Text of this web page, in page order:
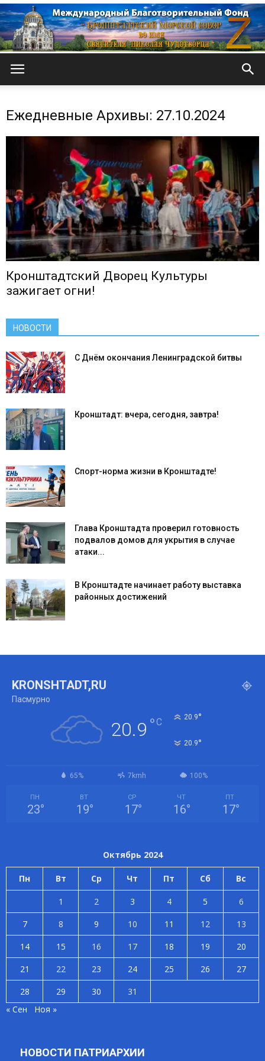
собор
Ежедневные Архивы: 27.10.2024
Кронштадтский Дворец Культуры
зажигает огни!
НОВОСТИ
С Днём окончания Ленинградской битвы
Кронштадт: вчера, сегодня, завтра!
Спорт-норма жизни в Кронштадте!
Глава Кронштадта проверил готовность
подвалов домов для укрытия в случае
атаки...
В Кронштадте начинает работу выставка
районных достижений
KRONSHTADT,RU
Пасмурно
20.9 °C 20.9°
20.9°
65% 7kmh 100%
ПН
23°
ВТ
19°
СР
17°
ЧТ
16°
ПТ
17°
Октябрь 2024
Пн Вт Ср Чт Пт Сб Вс
1 2 3 4 5
6
7
8 9 10 11 12
13
14
15 16 17 18 19
20
21
22 23 24 25 26
27
28
29 30
31
« Сен
Ноя »
НОВОСТИ ПАТРИАРХИИ